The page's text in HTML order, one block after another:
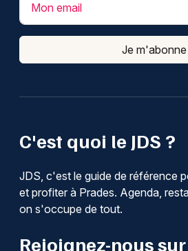
C'est quoi le JDS ?
JDS, c'est le guide de référence
et profiter à Prades. Agenda,
on s'occupe de tout.
Rejoignez-nous sur
Mon email
Je m'abonne